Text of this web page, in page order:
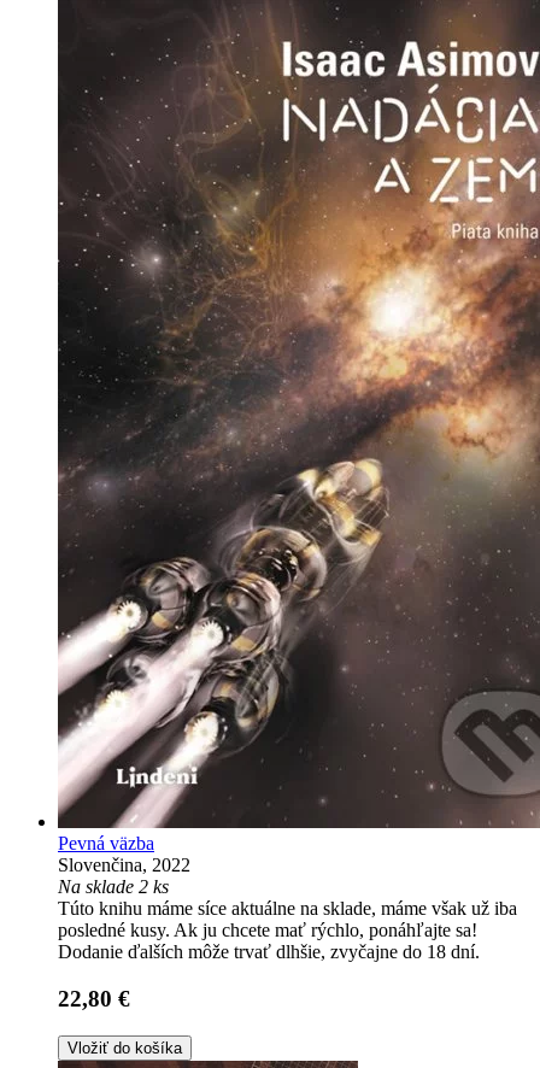
Pevná väzba
Slovenčina, 2022
Na sklade 2 ks
Túto knihu máme síce aktuálne na sklade, máme však už iba
posledné kusy. Ak ju chcete mať rýchlo, ponáhľajte sa!
Dodanie ďalších môže trvať dlhšie, zvyčajne do 18 dní.
22,80 €
Vložiť do košíka